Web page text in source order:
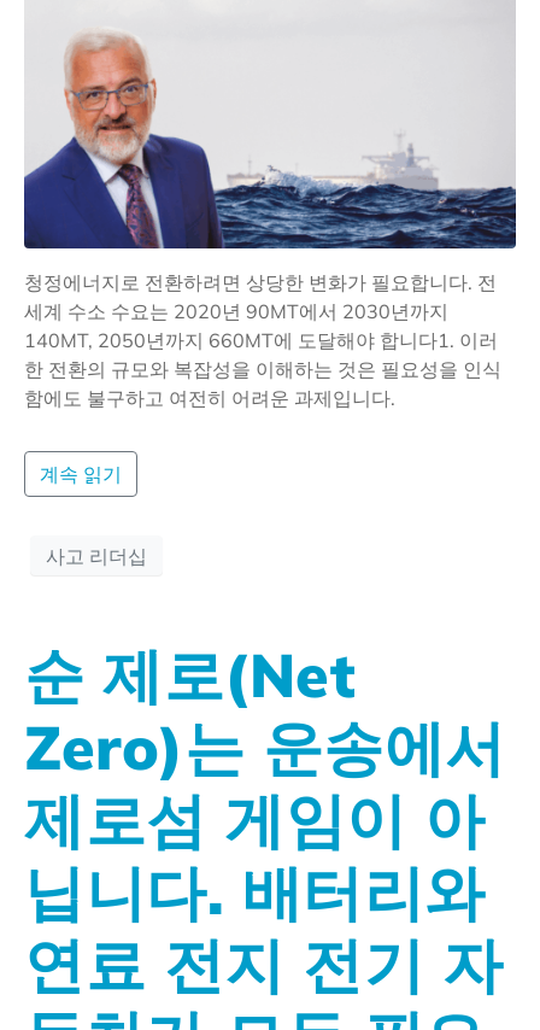
청정에너지로 전환하려면 상당한 변화가 필요합니다. 전
세계 수소 수요는 2020년 90MT에서 2030년까지
140MT, 2050년까지 660MT에 도달해야 합니다1. 이러
한 전환의 규모와 복잡성을 이해하는 것은 필요성을 인식
함에도 불구하고 여전히 어려운 과제입니다.
계속 읽기
사고 리더십
순 제로(Net
Zero)는 운송에서
제로섬 게임이 아
닙니다. 배터리와
연료 전지 전기 자